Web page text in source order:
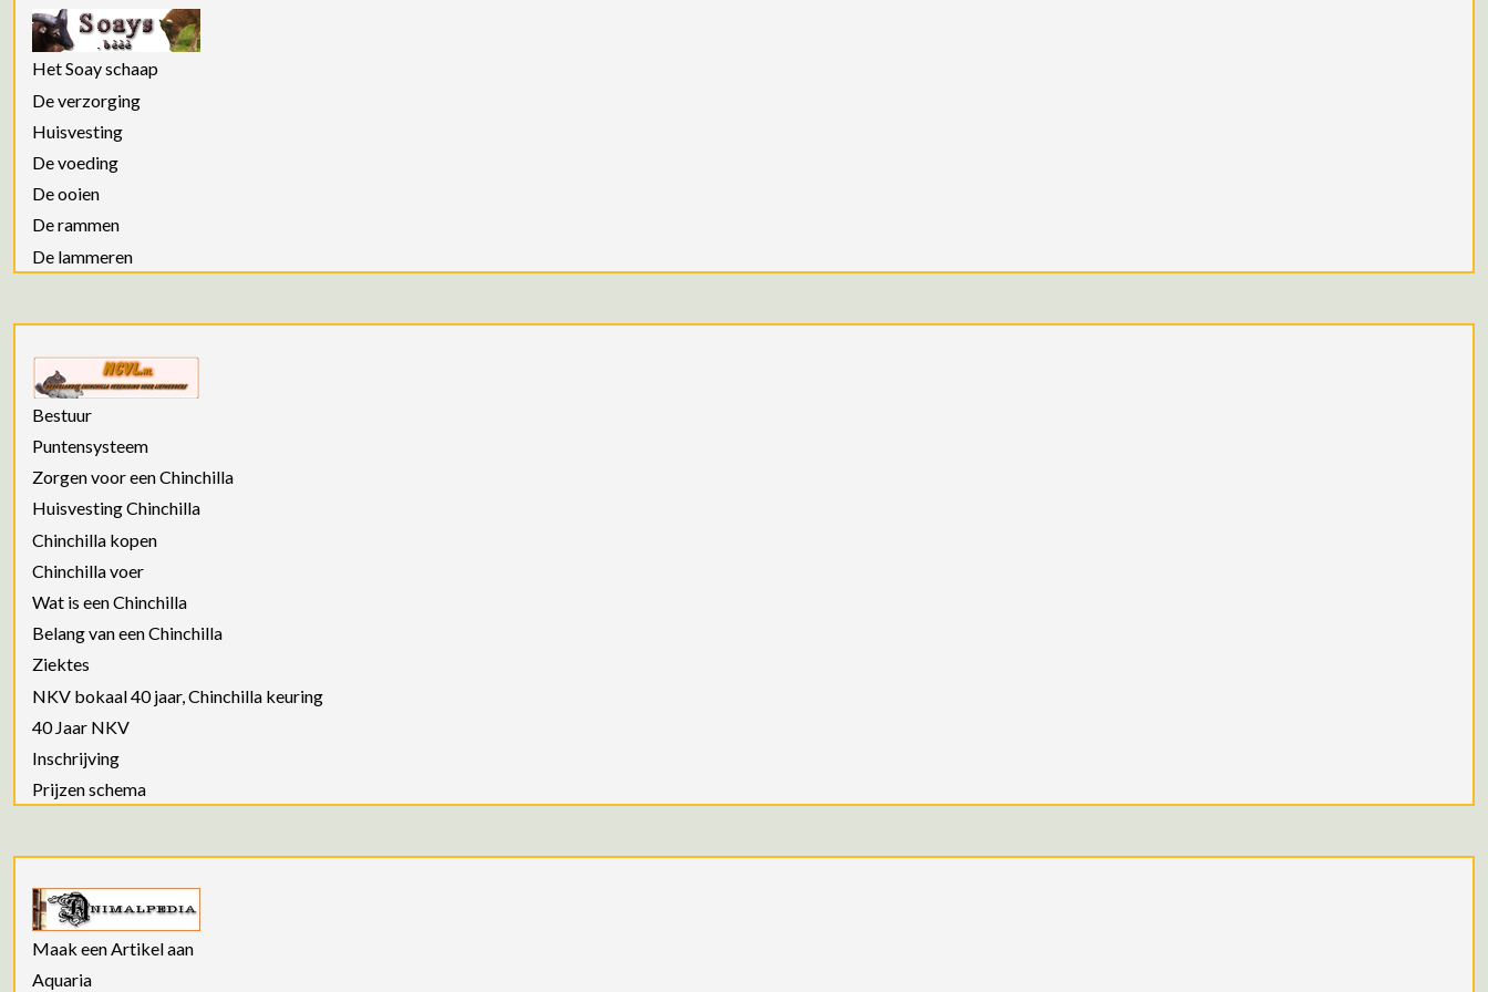
Het Soay schaap
De verzorging
Huisvesting
De voeding
De ooien
De rammen
De lammeren
Bestuur
Puntensysteem
Zorgen voor een Chinchilla
Huisvesting Chinchilla
Chinchilla kopen
Chinchilla voer
Wat is een Chinchilla
Belang van een Chinchilla
Ziektes
NKV bokaal 40 jaar, Chinchilla keuring
40 Jaar NKV
Inschrijving
Prijzen schema
Maak een Artikel aan
Aquaria